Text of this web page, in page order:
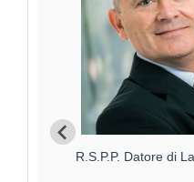
R.S.P.P. Datore di